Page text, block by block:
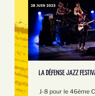
LA DÉFENSE JAZZ
J-8 pour le 46ème